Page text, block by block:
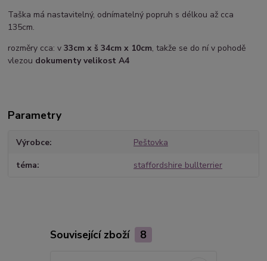
Taška má nastavitelný, odnímatelný popruh s délkou až cca
135cm.
rozměry cca: v33cm x š 34cm x 10cm, takže se do ní v pohodě
vlezou dokumenty velikost A4
Parametry
Výrobce Peštovka
téma staffordshire bullterrier
Související zboží 8